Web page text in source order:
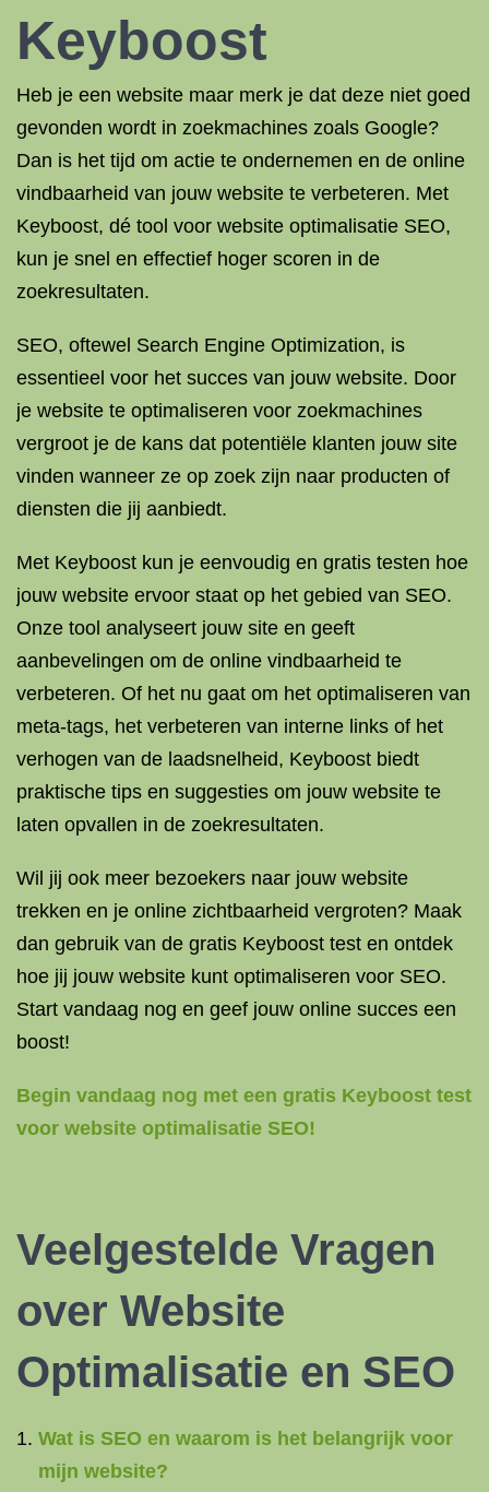
Keyboost
Heb je een website maar merk je dat deze niet goed
gevonden wordt in zoekmachines zoals Google?
Dan is het tijd om actie te ondernemen en de online
vindbaarheid van jouw website te verbeteren. Met
Keyboost, dé tool voor website optimalisatie SEO,
kun je snel en effectief hoger scoren in de
zoekresultaten.
SEO, oftewel Search Engine Optimization, is
essentieel voor het succes van jouw website. Door
je website te optimaliseren voor zoekmachines
vergroot je de kans dat potentiële klanten jouw site
vinden wanneer ze op zoek zijn naar producten of
diensten die jij aanbiedt.
Met Keyboost kun je eenvoudig en gratis testen hoe
jouw website ervoor staat op het gebied van SEO.
Onze tool analyseert jouw site en geeft
aanbevelingen om de online vindbaarheid te
verbeteren. Of het nu gaat om het optimaliseren van
meta-tags, het verbeteren van interne links of het
verhogen van de laadsnelheid, Keyboost biedt
praktische tips en suggesties om jouw website te
laten opvallen in de zoekresultaten.
Wil jij ook meer bezoekers naar jouw website
trekken en je online zichtbaarheid vergroten? Maak
dan gebruik van de gratis Keyboost test en ontdek
hoe jij jouw website kunt optimaliseren voor SEO.
Start vandaag nog en geef jouw online succes een
boost!
Begin vandaag nog met een gratis Keyboost test
voor website optimalisatie SEO!
Veelgestelde Vragen
over Website
Optimalisatie en SEO
Wat is SEO en waarom is het belangrijk voor
mijn website?